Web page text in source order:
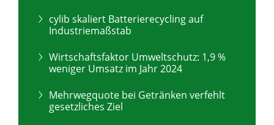
cylib skaliert Batterierecycling auf
Industriemaßstab
Wirtschaftsfaktor Umweltschutz: 1,9 %
weniger Umsatz im Jahr 2024
Mehrwegquote bei Getränken verfehlt
gesetzliches Ziel